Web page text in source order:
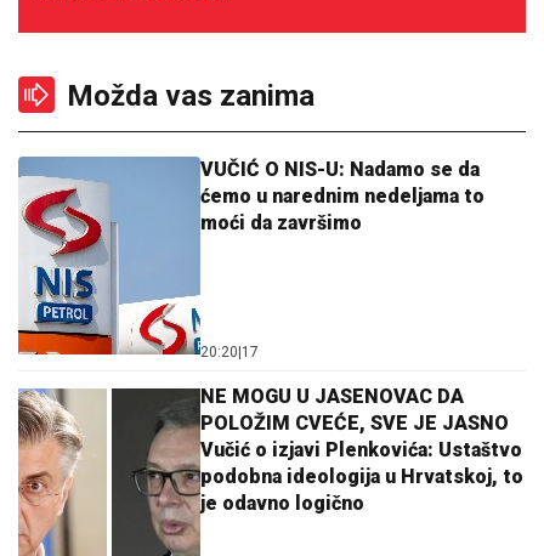
Možda vas zanima
VUČIĆ O NIS-U: Nadamo se da
ćemo u narednim nedeljama to
moći da završimo
20:20|17
NE MOGU U JASENOVAC DA
POLOŽIM CVEĆE, SVE JE JASNO
Vučić o izjavi Plenkovića: Ustaštvo
podobna ideologija u Hrvatskoj, to
je odavno logično